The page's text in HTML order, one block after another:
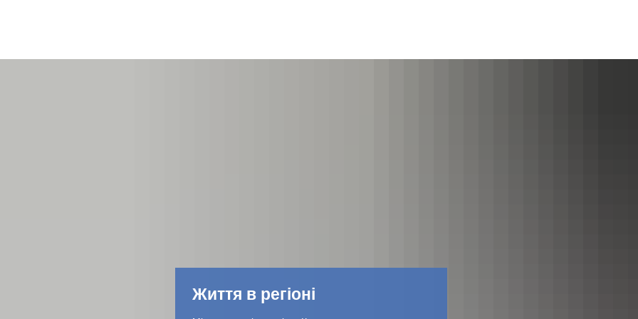
Життя в регіоні